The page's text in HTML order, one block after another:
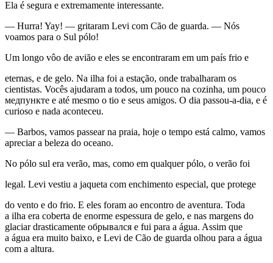
Ela é segura e extremamente interessante.
— Hurra! Yay! — gritaram Levi com Cão de guarda. — Nós
voamos para o Sul pólo!
Um longo vôo de avião e eles se encontraram em um país frio e
eternas, e de gelo. Na ilha foi a estação, onde trabalharam os
cientistas. Vocês ajudaram a todos, um pouco na cozinha, um pouco
медпункте e até mesmo o tio e seus amigos. O dia passou-a-dia, e é
curioso e nada aconteceu.
— Barbos, vamos passear na praia, hoje o tempo está calmo, vamos
apreciar a beleza do oceano.
No pólo sul era verão, mas, como em qualquer pólo, o verão foi
legal. Levi vestiu a jaqueta com enchimento especial, que protege
do vento e do frio. E eles foram ao encontro de aventura. Toda
a ilha era coberta de enorme espessura de gelo, e nas margens do
glaciar drasticamente обрывался e fui para a água. Assim que
a água era muito baixo, e Levi de Cão de guarda olhou para a água
com a altura.